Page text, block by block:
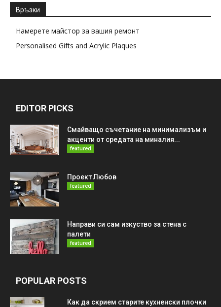
Връзки
Намерете майстор за вашия ремонт
Personalised Gifts and Acrylic Plaques
EDITOR PICKS
Смайващо съчетание на минимализъм и
акценти от средата на миналия...
featured
Проект Любов
featured
Направи си сам изкуство за стена с
палети
featured
POPULAR POSTS
Как да скрием старите кухненски плочки